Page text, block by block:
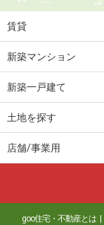
賃貸
新築マンション
新築一戸建て
土地を探す
店舗/事業用
goo住宅・不動産とは